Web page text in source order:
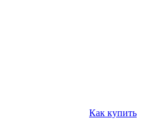
Как купить